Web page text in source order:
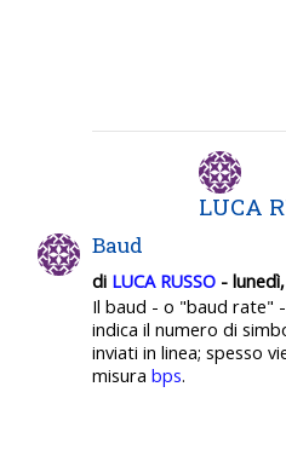
LUCA
Baud
di LUCA RUSSO -
Il baud - o "baud rate"
indica il numero di
inviati in linea; spesso
misura bps.